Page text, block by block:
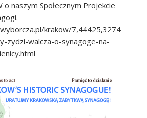
o naszym Społecznym Projekcie
krakow/7,44425,3274
zydzi-walcza-o-synagoge-na-